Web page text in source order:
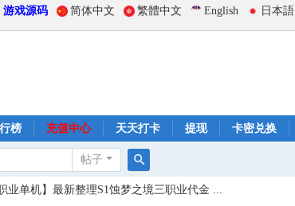
游戏源码 简体中文 繁體中文 English 日本語
榜 充值中心 天天打卡 提现 卡密兑换
帖子
搜
业单机】最新整理S1蚀梦之境三职业代金 ...